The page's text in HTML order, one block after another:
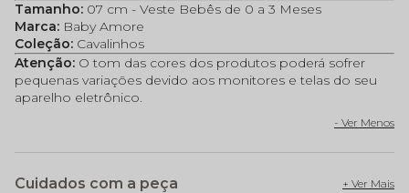
Tamanho: 07 cm - Veste Bebês de 0 a 3 Meses
Marca: Baby Amore
Coleção: Cavalinhos
Atenção: O tom das cores dos produtos poderá sofrer
pequenas variações devido aos monitores e telas do seu
aparelho eletrônico.
Cuidados com a peça